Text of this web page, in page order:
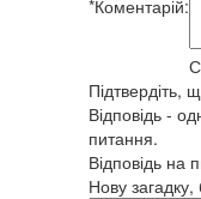
*Коментарій:
Відповідь -
питання.
Відповідь на
Нову загадку,